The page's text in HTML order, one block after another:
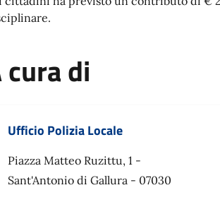
cura di
Ufficio Polizia Locale
Piazza Matteo Ruzittu, 1 -
Sant'Antonio di Gallura - 07030